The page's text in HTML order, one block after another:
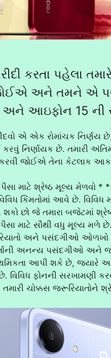
કરતા પહેલા
જોઈએ અને તમને એ
અને આઇફોન 15 ની
એ એક રોમાંચક નિર્ણય
કરવું નિર્ણાયક છે. તમારી
કરવી જોઈએ તેના કેટલાક
પૈસા માટે શ્રેષ્ઠ મૂલ્ય મેળવો *
કિંમતોમાં આવે છે.
શકો છો જે તમારા બજેટમાં
માટે સૌથી વધુ મૂલ્ય મળે છે.
અને પસંદગીઓ ઓળખો
અનન્ય પસંદગીઓ અને
આપી શકે છે, જ્યારે
વિવિધ ફોનની સરખામણી
ચોક્કસ જરૂરિયાતોને